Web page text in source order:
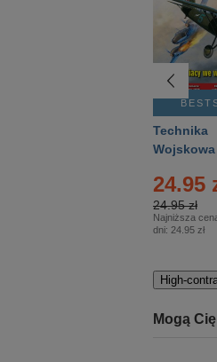
Technika
24.95
24.95 zł
Najniższa
dni: 24.95 zł
High-
Mogą